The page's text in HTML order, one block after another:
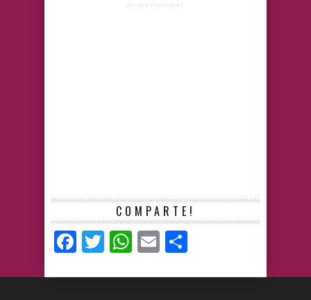
ADVERTISEMENT
COMPARTE!
Facebook
TwitterWhatsApp
Email